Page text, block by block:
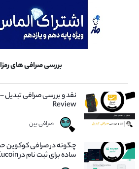
بررسی صرافی های
Review
صرافی بین
ساده برای ثبت نام در Kucoin